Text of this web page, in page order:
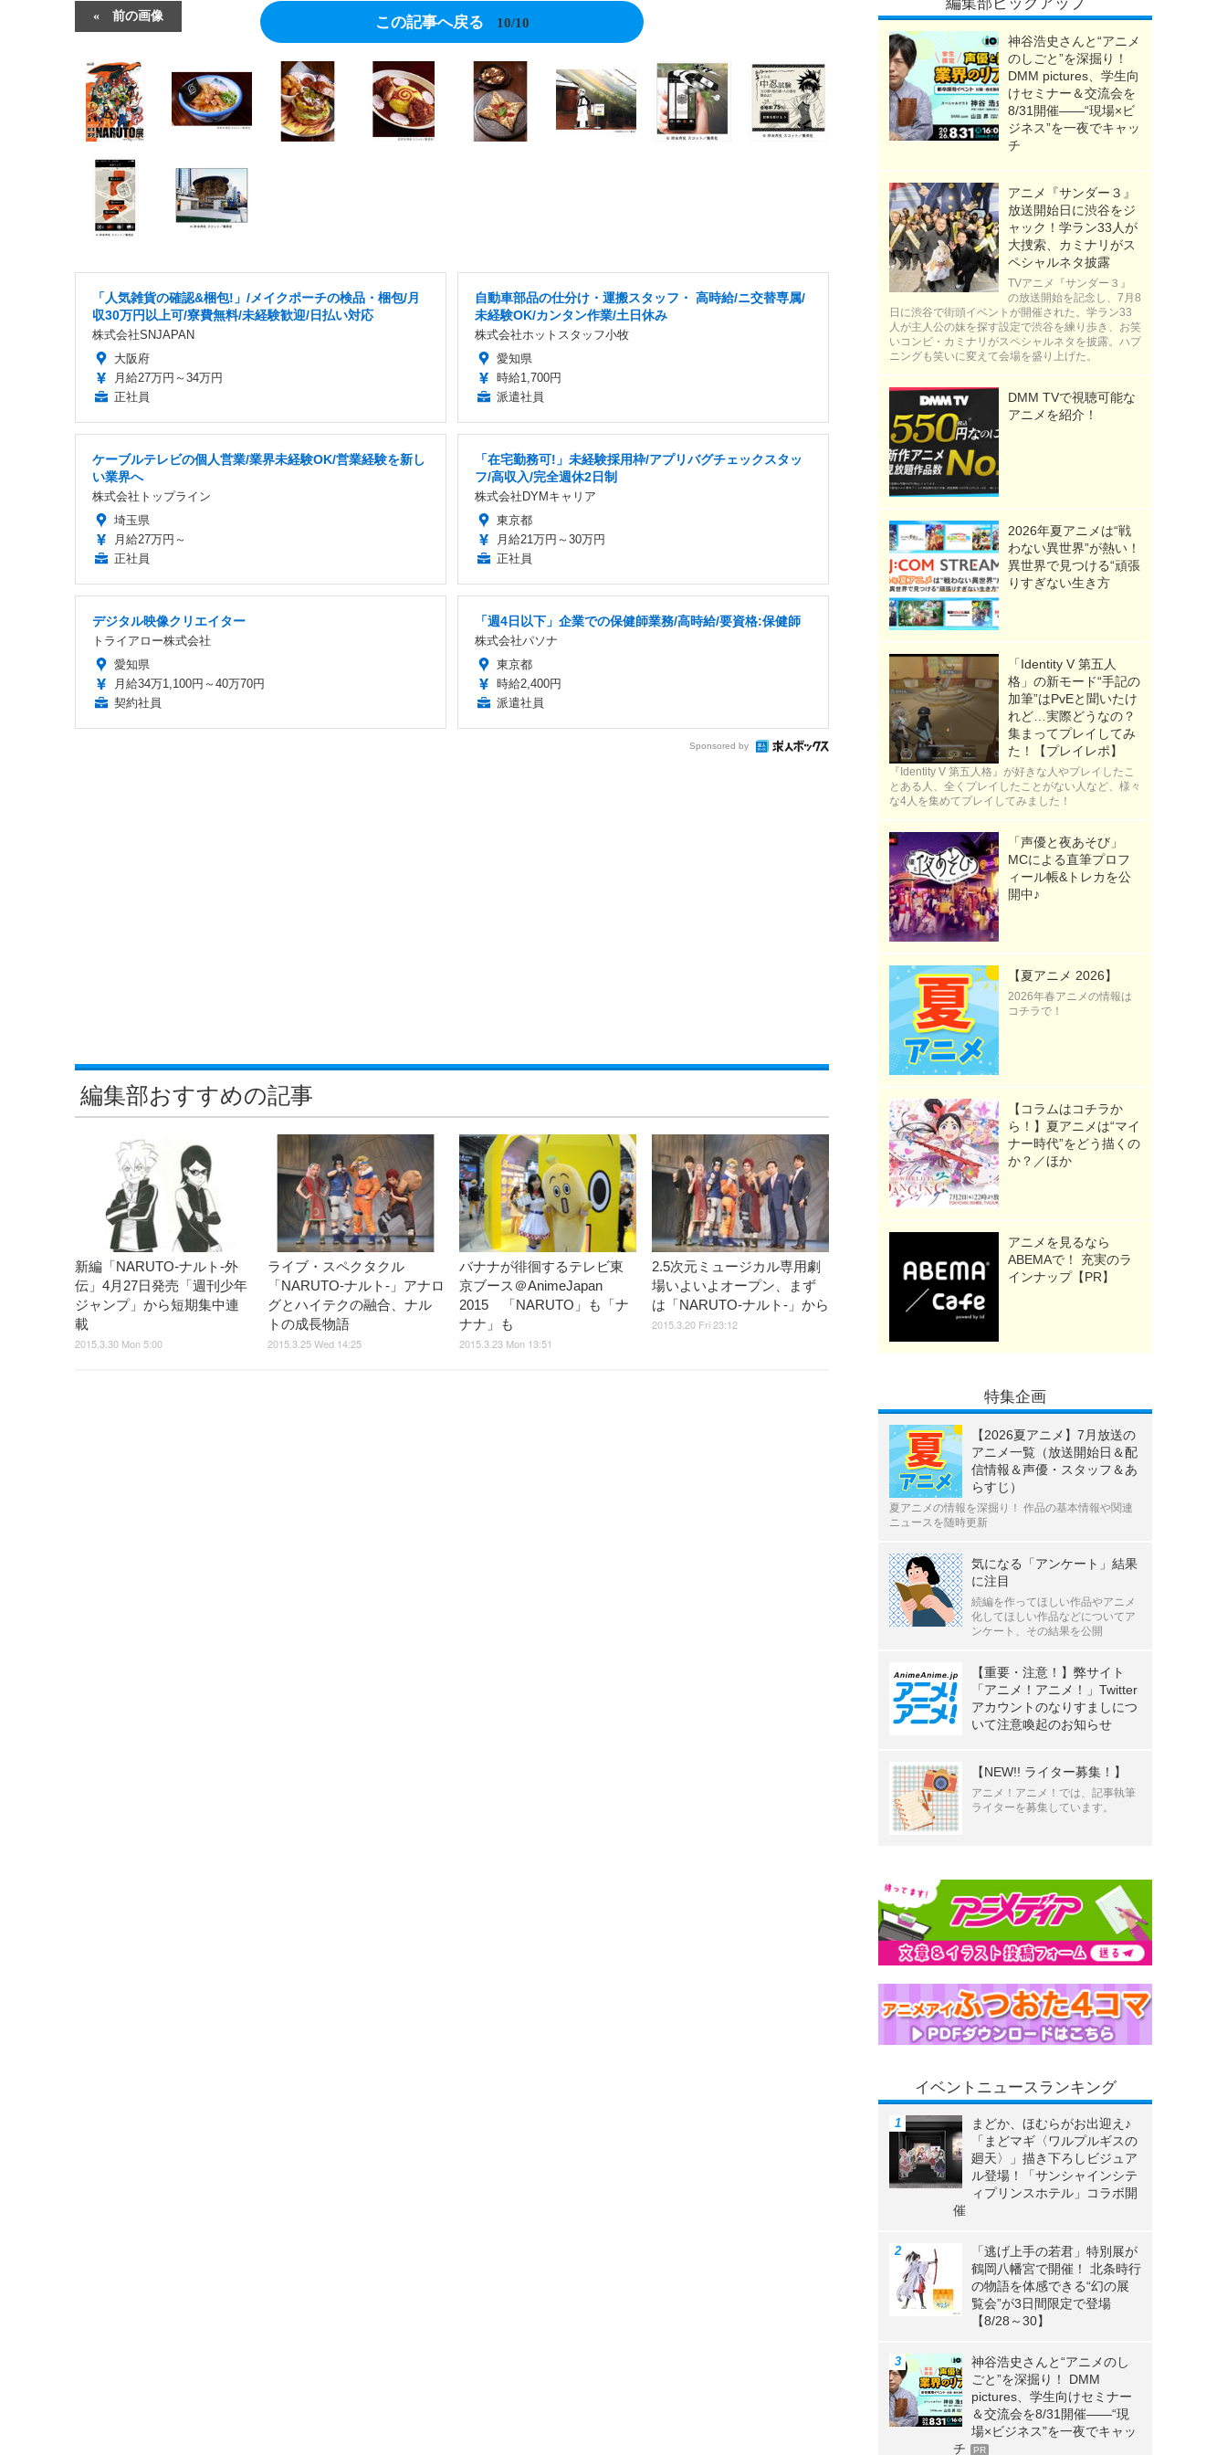
前の画像 この記事へ戻る 10/10
「人気雑貨の確認&梱包!」/メイクポーチの検品・梱包/月
収30万円以上可/寮費無料/未経験歓迎/日払い対応
株式会社SNJAPAN
大阪府
月給27万円～34万円
正社員
自動車部品の仕分け・運搬スタッフ・ 高時給/ニ交替専属/
未経験OK/カンタン作業/土日休み
株式会社ホットスタッフ小牧
愛知県
時給1,700円
派遣社員
ケーブルテレビの個人営業/業界未経験OK/営業経験を新し
い業界へ
株式会社トップライン
埼玉県
月給27万円～
正社員
「在宅勤務可!」未経験採用枠/アプリバグチェックスタッ
フ/高収入/完全週休2日制
株式会社DYMキャリア
東京都
月給21万円～30万円
正社員
デジタル映像クリエイター
トライアロー株式会社
愛知県
月給34万1,100円～40万70円
契約社員
「週4日以下」企業での保健師業務/高時給/要資格:保健師
株式会社パソナ
東京都
時給2,400円
派遣社員
Sponsored by
編集部おすすめの記事
新編「NARUTO-ナルト-外
伝」4月27日発売「週刊少年
ジャンプ」から短期集中連
載
2015.3.30 Mon 5:00
ライブ・スペクタクル
「NARUTO-ナルト-」アナロ
グとハイテクの融合、ナル
トの成長物語
2015.3.25 Wed 14:25
バナナが徘徊するテレビ東
京ブース＠AnimeJapan
2015 「NARUTO」も「ナ
ナナ」も
2015.3.23 Mon 13:51
2.5次元ミュージカル専用劇
場いよいよオープン、まず
は「NARUTO-ナルト-」から
2015.3.20 Fri 23:12
神谷浩史さんと“アニメ
のしごと”を深掘り！
DMM pictures、学生向
けセミナー＆交流会を
8/31開催――“現場×ビ
ジネス”を一夜でキャッ
チ
アニメ『サンダー３』
放送開始日に渋谷をジ
ャック！学ラン33人が
大捜索、カミナリがス
ペシャルネタ披露
TVアニメ『サンダー３』
の放送開始を記念し、7月8
日に渋谷で街頭イベントが開催された。学ラン33
人が主人公の妹を探す設定で渋谷を練り歩き、お笑
いコンビ・カミナリがスペシャルネタを披露。ハプ
ニングも笑いに変えて会場を盛り上げた。
DMM TVで視聴可能な
アニメを紹介！
2026年夏アニメは“戦
わない異世界”が熱い！
異世界で見つける“頑張
りすぎない生き方
「Identity V 第五人
格」の新モード“手記の
加筆”はPvEと聞いたけ
れど…実際どうなの？
集まってプレイしてみ
た！【プレイレポ】
『Identity V 第五人格』が好きな人やプレイしたこ
とある人、全くプレイしたことがない人など、様々
な4人を集めてプレイしてみました！
「声優と夜あそび」
MCによる直筆プロフ
ィール帳&トレカを公
開中♪
【夏アニメ 2026】
2026年春アニメの情報は
コチラで！
【コラムはコチラか
ら！】夏アニメは“マイ
ナー時代”をどう描くの
か？／ほか
アニメを見るなら
ABEMAで！ 充実のラ
インナップ【PR】
特集企画
【2026夏アニメ】7月放送の
アニメ一覧（放送開始日＆配
信情報＆声優・スタッフ＆あ
らすじ）
夏アニメの情報を深掘り！ 作品の基本情報や関連
ニュースを随時更新
気になる「アンケート」結果
に注目
続編を作ってほしい作品やアニメ
化してほしい作品などについてア
ンケート、その結果を公開
【重要・注意！】弊サイト
「アニメ！アニメ！」Twitter
アカウントのなりすましにつ
いて注意喚起のお知らせ
【NEW!! ライター募集！】
アニメ！アニメ！では、記事執筆
ライターを募集しています。
イベントニュースランキング
まどか、ほむらがお出迎え♪
「まどマギ〈ワルプルギスの
廻天〉」描き下ろしビジュア
ル登場！「サンシャインシテ
ィプリンスホテル」コラボ開
催
「逃げ上手の若君」特別展が
鶴岡八幡宮で開催！ 北条時行
の物語を体感できる“幻の展
覧会”が3日間限定で登場
【8/28～30】
神谷浩史さんと“アニメのし
ごと”を深掘り！ DMM
pictures、学生向けセミナー
＆交流会を8/31開催――“現
場×ビジネス”を一夜でキャッ
チ
PR